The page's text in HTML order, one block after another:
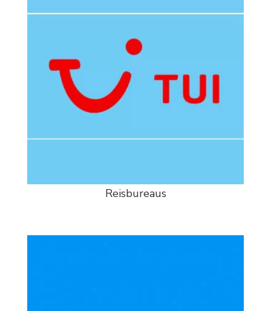
Reisbureaus